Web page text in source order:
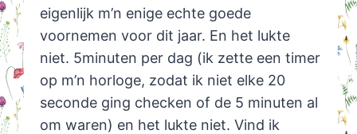
eigenlijk m’n enige echte goede
voornemen voor dit jaar. En het lukte
niet. 5minuten per dag (ik zette een timer
op m’n horloge, zodat ik niet elke 20
seconde ging checken of de 5 minuten al
om waren) en het lukte niet. Vind ik